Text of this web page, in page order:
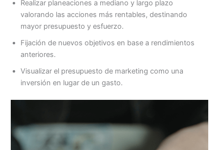
Realizar planeaciones a mediano y largo plazo
valorando las acciones más rentables, destinando
mayor presupuesto y esfuerzo.
Fijación de nuevos objetivos en base a rendimientos
anteriores.
Visualizar el presupuesto de marketing como una
inversión en lugar de un gasto.